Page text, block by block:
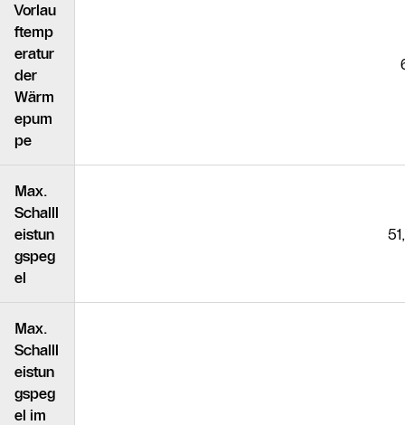
Vorlau
ftemp
eratur
der
Wärm
epum
pe
Max.
Schalll
eistun
gspeg
el
Max.
Schalll
eistun
gspeg
el im